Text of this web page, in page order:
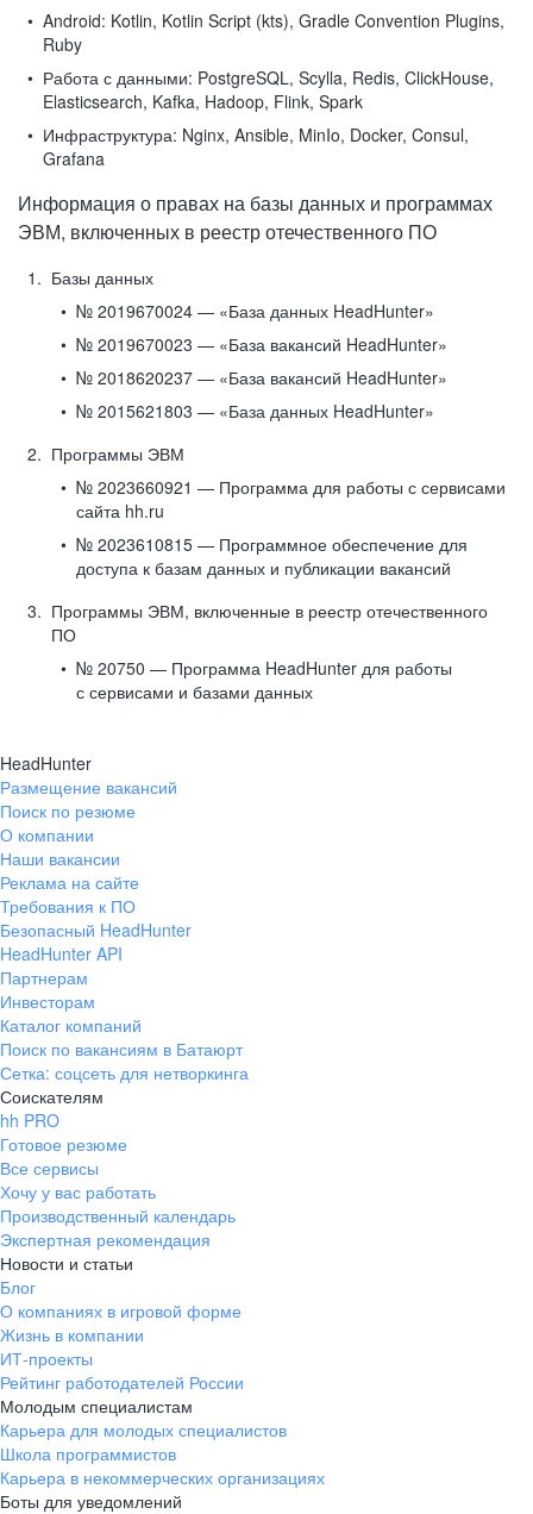
Android: Kotlin, Kotlin Script (kts), Gradle Convention Plugins,
Ruby
Работа с данными: PostgreSQL, Scylla, Redis, ClickHouse,
Elasticsearch, Kafka, Hadoop, Flink, Spark
Инфраструктура: Nginx, Ansible, MinIo, Docker, Consul,
Grafana
Информация о правах на базы данных и программах
ЭВМ, включенных в реестр отечественного ПО
Базы данных
№ 2019670024 — «База данных HeadHunter»
№ 2019670023 — «База вакансий HeadHunter»
№ 2018620237 — «База вакансий HeadHunter»
№ 2015621803 — «База данных HeadHunter»
Программы ЭВМ
№ 2023660921 — Программа для работы с сервисами
сайта hh.ru
№ 2023610815 — Программное обеспечение для
доступа к базам данных и публикации вакансий
Программы ЭВМ, включенные в реестр отечественного
ПО
№ 20750 — Программа HeadHunter для работы
с сервисами и базами данных
HeadHunter
Размещение вакансий
Поиск по резюме
О компании
Наши вакансии
Реклама на сайте
Требования к ПО
Безопасный HeadHunter
HeadHunter API
Партнерам
Инвесторам
Каталог компаний
Поиск по вакансиям в Батаюрт
Сетка: соцсеть для нетворкинга
Соискателям
hh PRO
Готовое резюме
Все сервисы
Хочу у вас работать
Производственный календарь
Экспертная рекомендация
Новости и статьи
Блог
О компаниях в игровой форме
Жизнь в компании
ИТ-проекты
Рейтинг работодателей России
Молодым специалистам
Карьера для молодых специалистов
Школа программистов
Карьера в некоммерческих организациях
Боты для уведомлений